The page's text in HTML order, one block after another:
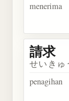
menerima
請求
せいきゅ
penagihan